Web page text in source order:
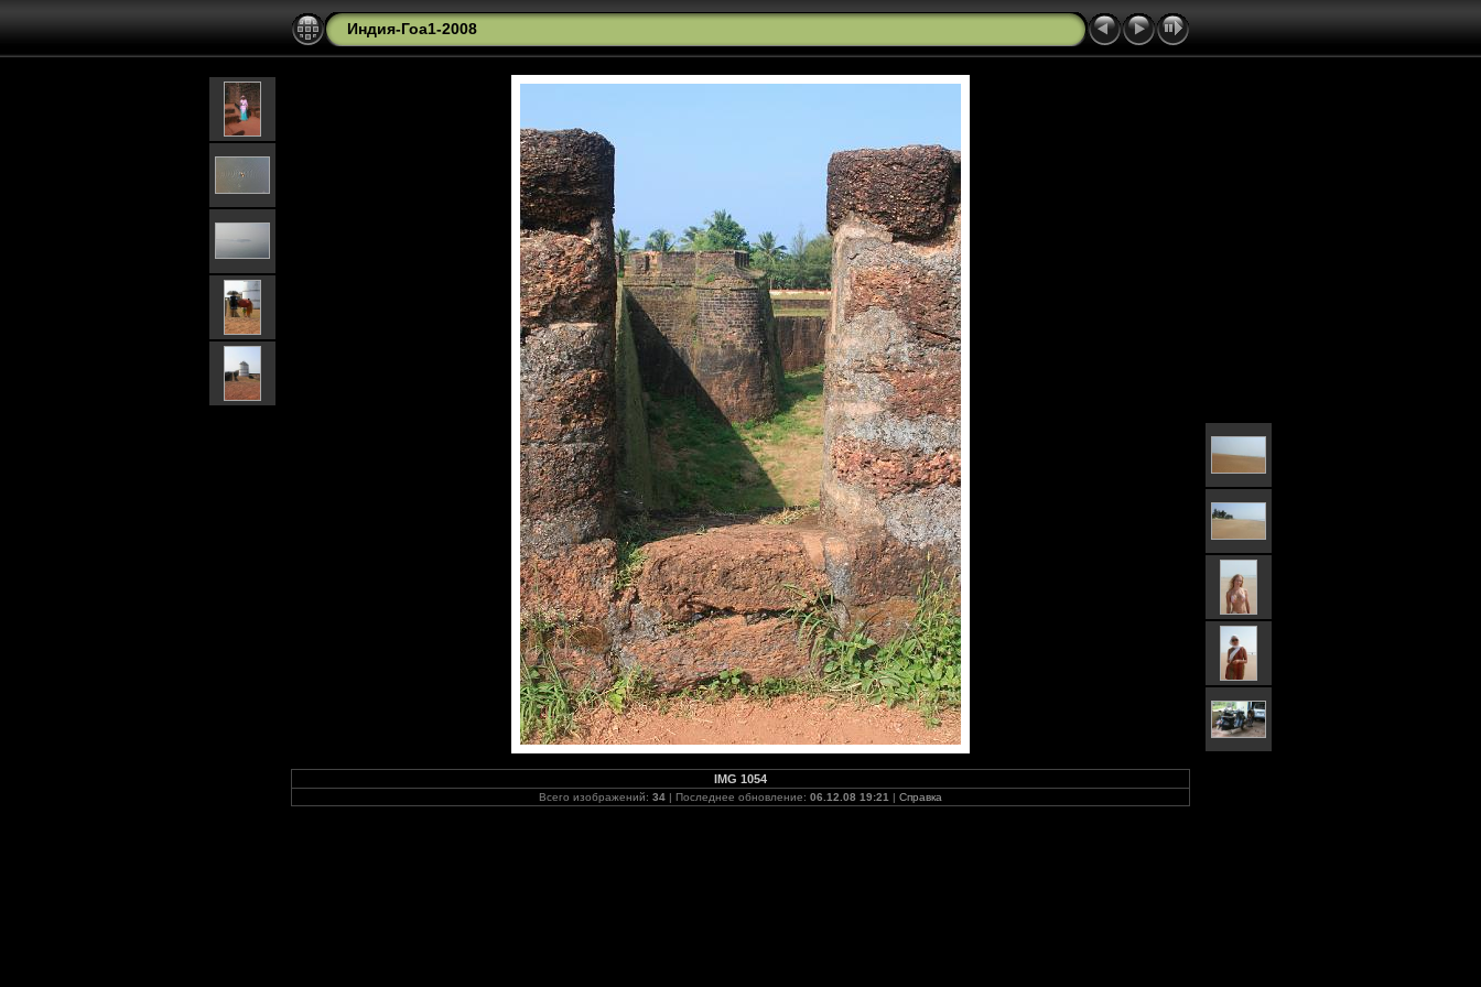
Индия-Гоа1-2008
IMG 1054
Всего изображений: 34 | Последнее обновление: 06.12.08 19:21 | Справка